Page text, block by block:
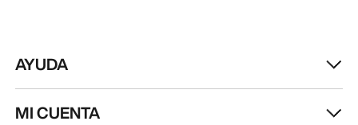
AYUDA
MI CUENTA